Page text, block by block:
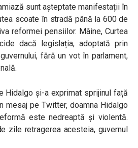
sunt așteptate manifestații în
scoate în stradă până la 600 de
reformei pensiilor. Mâine, Curtea
dacă legislația, adoptată prin
fără un vot în parlament,
Hidalgo și-a exprimat sprijinul față
mesaj pe Twitter, doamna Hidalgo
este nedreaptă și violentă.
zile retragerea acesteia, guvernul